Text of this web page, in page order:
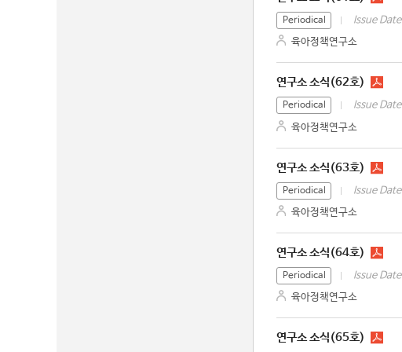
Periodical Issue Date
육아정책연구소
연구소 소식(62호)
Periodical Issue Date
육아정책연구소
연구소 소식(63호)
Periodical Issue Date
육아정책연구소
연구소 소식(64호)
Periodical Issue Date
육아정책연구소
연구소 소식(65호)